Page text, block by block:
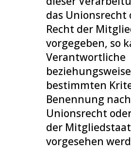
das Unionsrecht
Recht der
vorgegeben, so
Verantwortliche
bestimmten
Benennung
Unionsrecht
der
vorgesehen